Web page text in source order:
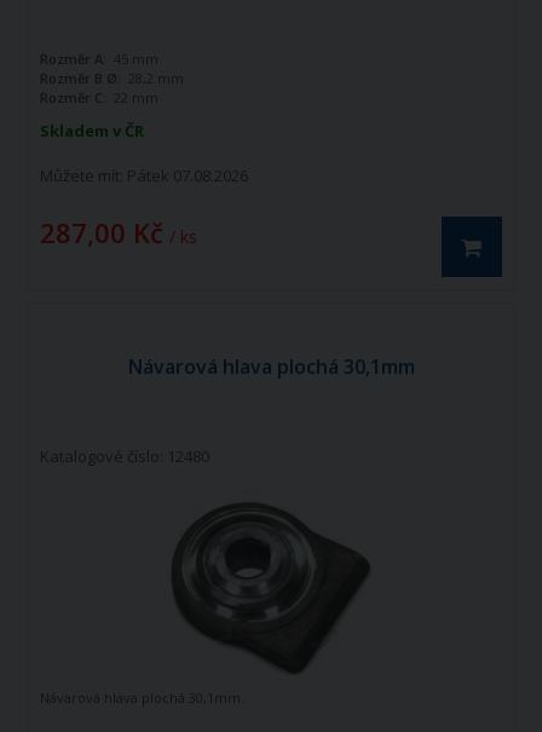
Skladem v ČR
Můžete mít: Pátek 07.08.2026
287,00 Kč / ks
Rozměr A:
45 mm
Rozměr B Ø:
28,2 mm
Rozměr C:
22 mm
Návarová hlava plochá 30,1mm
Katalogové číslo: 12480
Návarová hlava plochá 30,1mm.